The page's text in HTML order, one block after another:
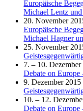
Europäische
Michael Lentz
20. November
Europäische
Michael Hagner
25. November
7. – 10. Dezember
Debate on Europe
9. Dezember 2015
10. – 12.
Debate on